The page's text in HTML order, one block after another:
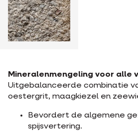
Mineralenmengeling voor alle
Uitgebalanceerde combinatie
oestergrit, maagkiezel en
Bevordert de algemene
spijsvertering.